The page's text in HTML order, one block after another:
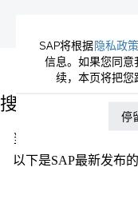
| 位于 SAP（当
前
面）
搜索结果：
当前没有符合 "
以下是SAP最新发布
SAP将根据隐私政策
信息。如果您同意
续，本页将把您
停